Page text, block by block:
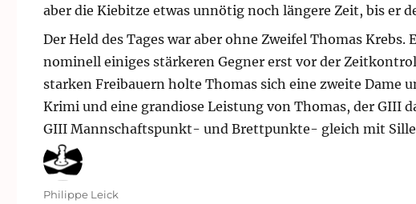
aber die Kiebitze etwas unnötig noch längere Zeit, bis er
Der Held des Tages war aber ohne Zweifel Thomas
nominell einiges stärkeren Gegner erst vor der
starken Freibauern holte Thomas sich eine zweite Dame
Krimi und eine grandiose Leistung von Thomas, der GIII
GIII Mannschaftspunkt- und Brettpunkte- gleich mit
Autor
Philippe Leick